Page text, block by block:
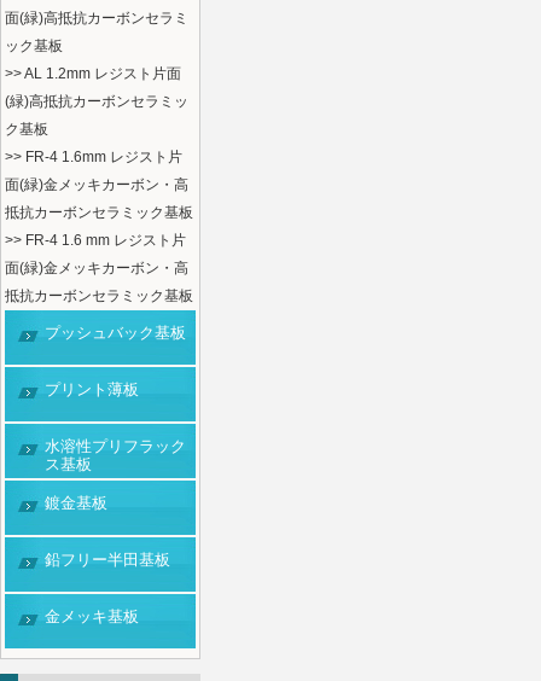
面(緑)高抵抗カーボンセラミ
ック基板
>> AL 1.2mm レジスト片面
(緑)高抵抗カーボンセラミッ
ク基板
>> FR-4 1.6mm レジスト片
面(緑)金メッキカーボン・高
抵抗カーボンセラミック基板
>> FR-4 1.6 mm レジスト片
面(緑)金メッキカーボン・高
抵抗カーボンセラミック基板
プッシュバック基板
プリント薄板
水溶性プリフラック
ス基板
鍍金基板
鉛フリー半田基板
金メッキ基板